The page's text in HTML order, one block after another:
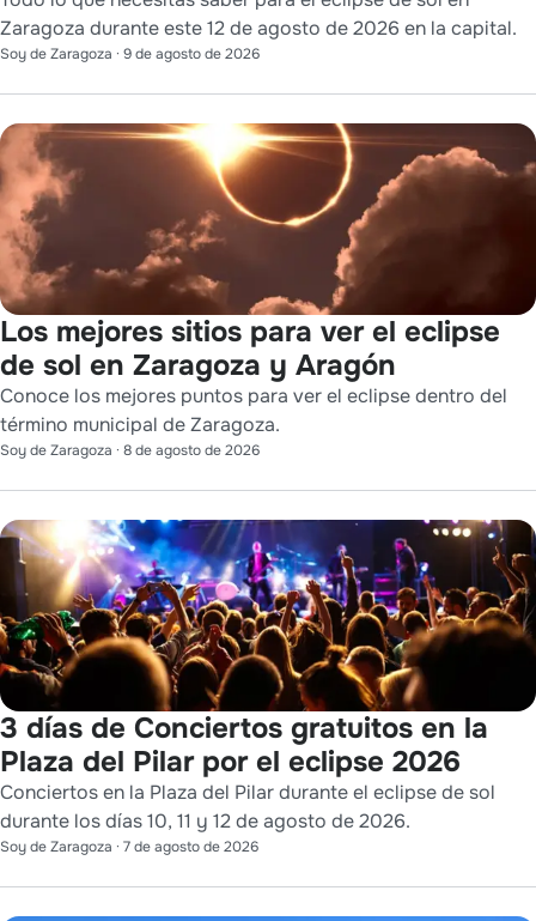
Zaragoza durante este 12 de agosto de 2026 en la capital.
Soy de Zaragoza · 9 de agosto de 2026
Los mejores sitios para ver el eclipse
de sol en Zaragoza y Aragón
Conoce los mejores puntos para ver el eclipse dentro del
término municipal de Zaragoza.
Soy de Zaragoza · 8 de agosto de 2026
3 días de Conciertos gratuitos en la
Plaza del Pilar por el eclipse 2026
Conciertos en la Plaza del Pilar durante el eclipse de sol
durante los días 10, 11 y 12 de agosto de 2026.
Soy de Zaragoza · 7 de agosto de 2026